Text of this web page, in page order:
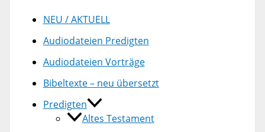
NEU / AKTUELL
Audiodateien Predigten
Audiodateien Vorträge
Bibeltexte – neu übersetzt
Predigten
Altes Testament